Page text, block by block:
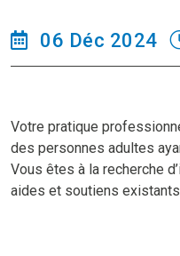
06 Déc 2024
Votre pratique
des personnes adultes
Vous êtes à la recherche
aides et soutiens